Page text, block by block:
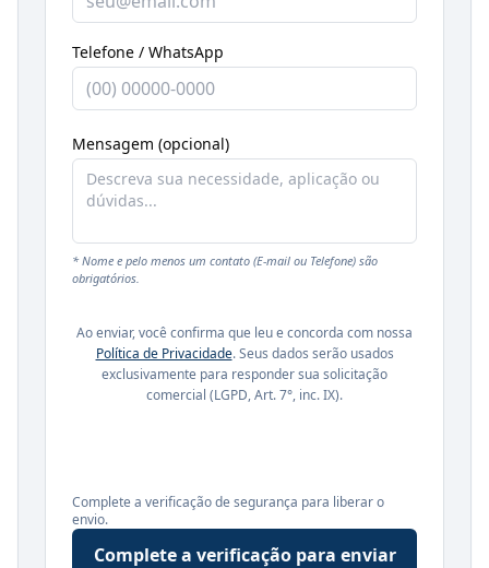
Telefone / WhatsApp
Mensagem (opcional)
* Nome e pelo menos um contato (E-mail ou Telefone) são
obrigatórios.
Ao enviar, você confirma que leu e concorda com nossa
Política de Privacidade. Seus dados serão usados
exclusivamente para responder sua solicitação
comercial (LGPD, Art. 7°, inc. IX).
Complete a verificação de segurança para liberar o
envio.
Complete a verificação para enviar